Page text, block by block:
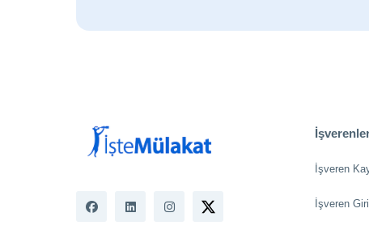
İşveren
İşveren